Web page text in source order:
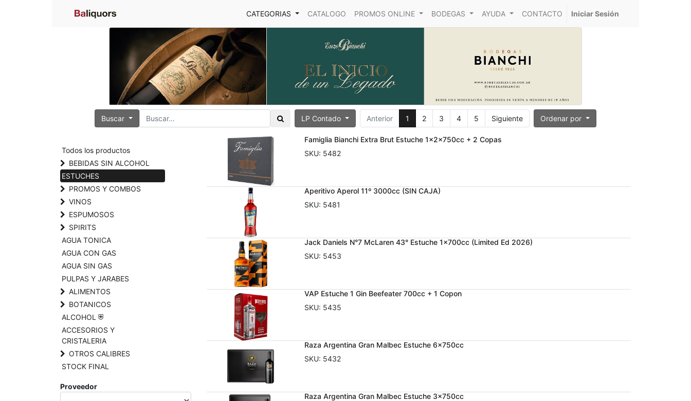
CATEGORIAS CATALOGO PROMOS ONLINE BODEGAS AYUDA CONTACTO Iniciar Sesión
Buscar LP Contado Anterior 1 2 3 4 5 Siguiente Ordenar por
Todos los productos
BEBIDAS SIN ALCOHOL
ESTUCHES
PROMOS Y COMBOS
VINOS
ESPUMOSOS
SPIRITS
AGUA TONICA
AGUA CON GAS
AGUA SIN GAS
PULPAS Y JARABES
ALIMENTOS
BOTANICOS
ALCOHOL ⛨
ACCESORIOS Y
CRISTALERIA
OTROS CALIBRES
STOCK FINAL
Proveedor
Famiglia Bianchi Extra Brut Estuche 1x2x750cc + 2 Copas
SKU: 5482
Aperitivo Aperol 11º 3000cc (SIN CAJA)
SKU: 5481
Jack Daniels N°7 McLaren 43° Estuche 1x700cc (Limited Ed 2026)
SKU: 5453
VAP Estuche 1 Gin Beefeater 700cc + 1 Copon
SKU: 5435
Raza Argentina Gran Malbec Estuche 6x750cc
SKU: 5432
Raza Argentina Gran Malbec Estuche 3x750cc